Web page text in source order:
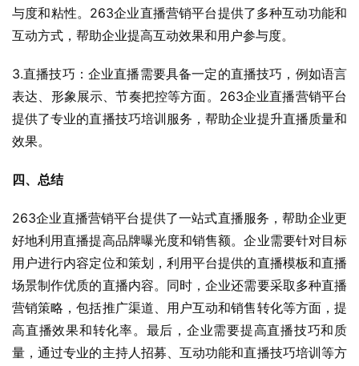
与度和粘性。263企业直播营销平台提供了多种互动功能和
互动方式，帮助企业提高互动效果和用户参与度。
3.直播技巧：企业直播需要具备一定的直播技巧，例如语言
表达、形象展示、节奏把控等方面。263企业直播营销平台
提供了专业的直播技巧培训服务，帮助企业提升直播质量和
效果。
四、总结
263企业直播营销平台提供了一站式直播服务，帮助企业更
好地利用直播提高品牌曝光度和销售额。企业需要针对目标
用户进行内容定位和策划，利用平台提供的直播模板和直播
场景制作优质的直播内容。同时，企业还需要采取多种直播
营销策略，包括推广渠道、用户互动和销售转化等方面，提
高直播效果和转化率。最后，企业需要提高直播技巧和质
量，通过专业的主持人招募、互动功能和直播技巧培训等方